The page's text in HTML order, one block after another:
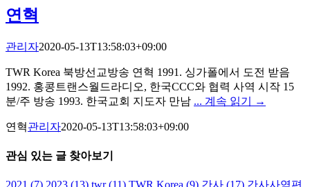
연혁
관리자2020-05-13T13:58:03+09:00
TWR Korea 북방선교방송 연혁 1991. 싱가폴에서 도전 받음
1992. 홍콩트랜스월드라디오, 한국CCC와 협력 사역 시작 15
분/주 방송 1993. 한국교회 지도자 만남 ... 계속 읽기 →
연혁관리자2020-05-13T13:58:03+09:00
관심 있는 글 찾아보기